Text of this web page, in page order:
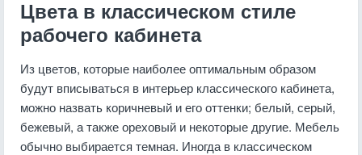
Цвета в классическом стиле
рабочего кабинета
Из цветов, которые наиболее оптимальным образом
будут вписываться в интерьер классического кабинета,
можно назвать коричневый и его оттенки; белый, серый,
бежевый, а также ореховый и некоторые другие. Мебель
обычно выбирается темная. Иногда в классическом